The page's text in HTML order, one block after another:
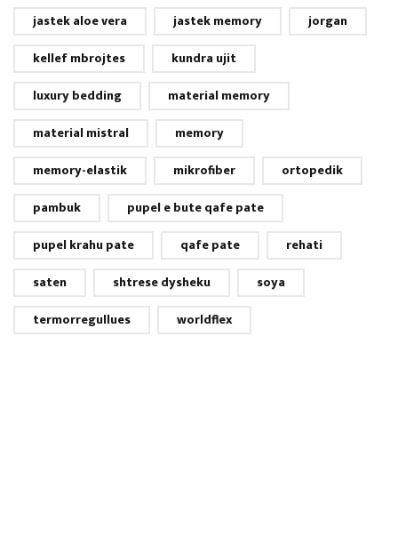
jastek aloe vera
jastek memory
jorgan
kellef mbrojtes
kundra ujit
luxury bedding
material memory
material mistral
memory
memory-elastik
mikrofiber
ortopedik
pambuk
pupel e bute qafe pate
pupel krahu pate
qafe pate
rehati
saten
shtrese dysheku
soya
termorregullues
worldflex